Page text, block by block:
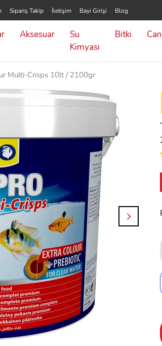
Sipariş Takip İletişim Bayi Girişi Blog
Aksesuar
Su
Kimyası
Bitki
Multi-Crisps 10lt / 2100gr